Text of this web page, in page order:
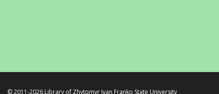
© 2011-2026 Library of Zhytomyr Ivan Franko State University